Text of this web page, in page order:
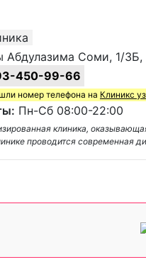
Абдулазима Соми, 1/3Б,
450-99-66
номер телефона на Клиникс уз
Пн-Сб 08:00-22:00
клиника,
проводится современная